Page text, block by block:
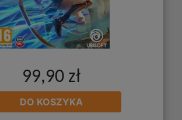
99,90 zł
DO KOSZYKA